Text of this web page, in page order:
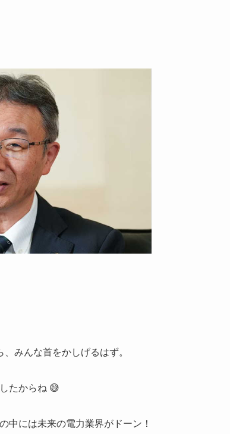
、みんな首をかしげるはず。
たからね 😅
中には未来の電力業界がドーン！